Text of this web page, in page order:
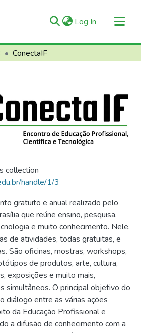
Log In (current)
ConectaIF
collection
handle/1/3
gratuito e anual realizado pelo
que reúne ensino, pesquisa,
e muito conhecimento. Nele,
de atividades, todas gratuitas, e
São oficinas, mostras, workshops,
de produtos, arte, cultura,
exposições e muito mais,
simultâneos. O principal objetivo do
diálogo entre as várias ações
da Educação Profissional e
a difusão de conhecimento com a